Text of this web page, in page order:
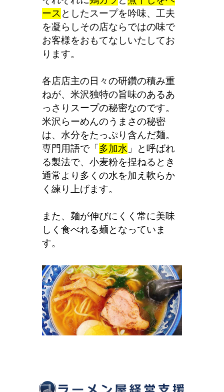
ース としたスープを吟味、工夫
を凝らしその店ならではの味で
お客様をおもてなしいたしてお
ります。
各店店主の日々の研鑽の積み重
ねが、米沢独特の旨味のあるあ
っさりスープの秘密なのです。
米沢らーめんのうまさの秘密
は、水分をたっぷり含んだ麺。
専門用語で「 多加水 」と呼ばれ
る製法で、小麦粉を捏ねるとき
通常より多くの水を加え軟らか
く練り上げます。
また、麺が伸びにくく常に美味
しく食べれる麺となっていま
す。